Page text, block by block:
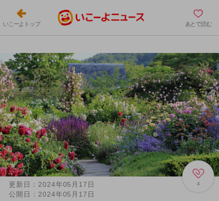
いこーよトップ あとで読む
4
更新日： 2024年05月17日
公開日： 2024年05月17日